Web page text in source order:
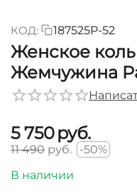
КОД: 187525P-52
Женское
Жемчужина
5 750руб.
11 490 руб.
-50%
В наличии